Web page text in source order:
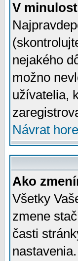
V
nejakého
možno
užívatelia,
Návrat hore
Ako
Všetky
zmene
časti
nastavenia.